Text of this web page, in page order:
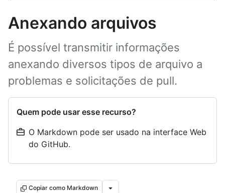
Anexando arquivos
É possível transmitir informações
anexando diversos tipos de arquivo a
problemas e solicitações de pull.
Quem pode usar esse recurso?
O Markdown pode ser usado na interface Web
do GitHub.
Copiar como Markdown